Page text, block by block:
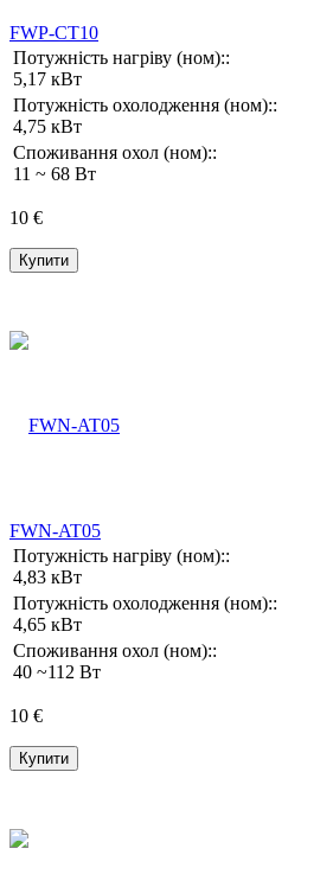
FWP-CT10
Потужність нагріву (ном)::
5,17 кВт
Потужність охолодження (ном)::
4,75 кВт
Споживання охол (ном)::
11 ~ 68 Вт
10 €
Купити
FWN-AT05
Потужність нагріву (ном)::
4,83 кВт
Потужність охолодження (ном)::
4,65 кВт
Споживання охол (ном)::
40 ~112 Вт
10 €
Купити